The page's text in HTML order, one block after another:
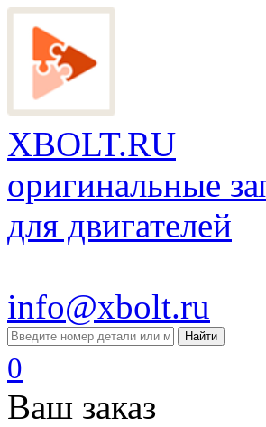
XBOLT.RU
оригинальные
для двигателей
info@xbolt.ru
Найти
0
Ваш заказ